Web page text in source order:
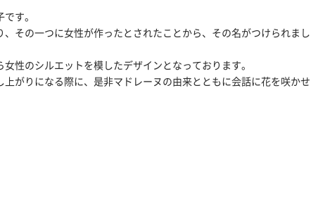
す。
、その一つに女性が作ったとされたことから、その名がつけられまし
性のシルエットを模したデザインとなっております。
がりになる際に、是非マドレーヌの由来とともに会話に花を咲かせ